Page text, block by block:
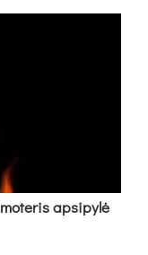
ap­si­py­lė